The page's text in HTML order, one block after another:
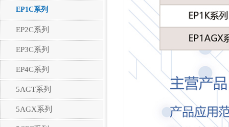
EP1C系列
EP2C系列
EP3C系列
EP4C系列
5AGT系列
5AGX系列